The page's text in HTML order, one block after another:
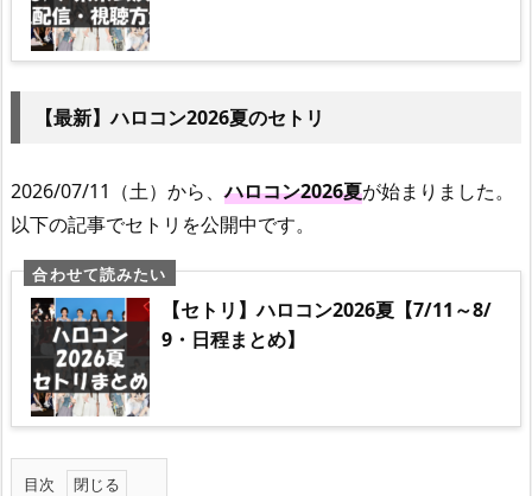
【最新】ハロコン2026夏のセトリ
2026/07/11（土）から、ハロコン2026夏が始まりました。
以下の記事でセトリを公開中です。
【セトリ】ハロコン2026夏【7/11～8/
9・日程まとめ】
目次